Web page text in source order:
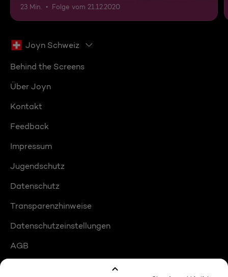
23 Min. Folge vom 21.12.2020
Joyn Schweiz
Behind the Screens
Über Joyn
Kontakt
Feedback
Impressum
Jugendschutz
Datenschutz
Transparenzhinweise
Datenschutzeinstellungen
AGB